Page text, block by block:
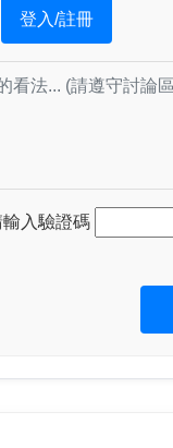
登入/註冊
輸入驗證碼